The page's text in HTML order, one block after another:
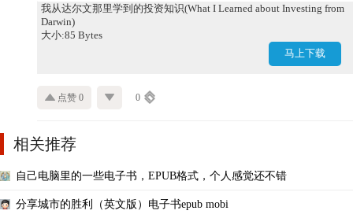
我从达尔文那里学到的投资知识(What I Learned about Investing from
Darwin)
大小:85 Bytes
马上下载
点赞 0 0
相关推荐
自己电脑里的一些电子书，EPUB格式，个人感觉还不错
分享城市的胜利（英文版）电子书epub mobi